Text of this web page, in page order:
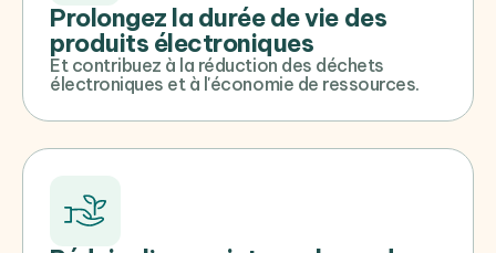
Prolongez la durée de vie des
produits électroniques
Et contribuez à la réduction des déchets
électroniques et à l'économie de ressources.